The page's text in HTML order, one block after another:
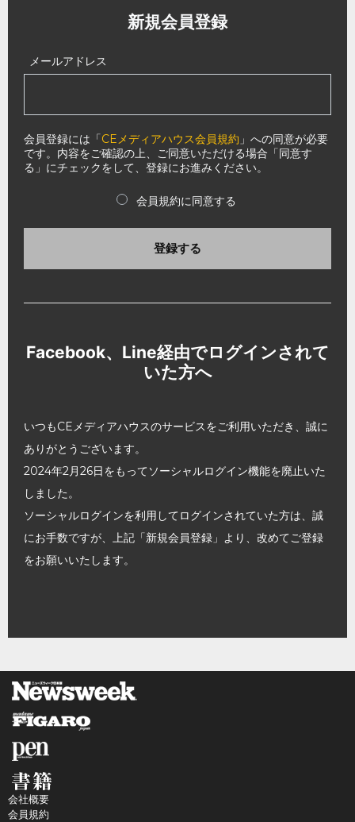
新規会員登録
メールアドレス
会員登録には「CEメディアハウス会員規約 」への同意が必要
です。内容をご確認の上、ご同意いただける場合「同意す
る」にチェックをして、登録にお進みください。
会員規約に同意する
登録する
Facebook、Line経由でログインされて
いた方へ
いつもCEメディアハウスのサービスをご利用いただき、誠に
ありがとうございます。
2024年2月26日をもってソーシャルログイン機能を廃止いた
しました。
ソーシャルログインを利用してログインされていた方は、誠
にお手数ですが、上記「新規会員登録」より、改めてご登録
をお願いいたします。
会社概要
会員規約